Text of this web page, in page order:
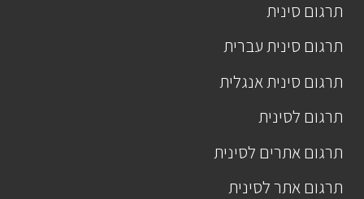
תרגום סינית
תרגום סינית עברית
תרגום סינית אנגלית
תרגום לסינית
תרגום אתרים לסינית
תרגום אתר לסינית